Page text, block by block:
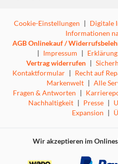
Cookie-Einstellungen | Digitale
Informationen
AGB Onlinekauf /
| Impressum |
Vertrag widerrufen |
Kontaktformular | Recht auf
Markenwelt | Alle
Fragen & Antworten |
Nachhaltigkeit | Presse |
Expansion |
Wir akzeptieren im